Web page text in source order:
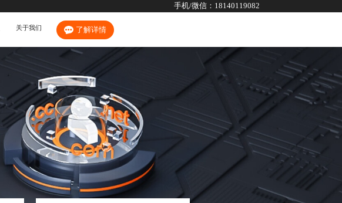
手机/微信： 18140119082
关于我们 了解详情